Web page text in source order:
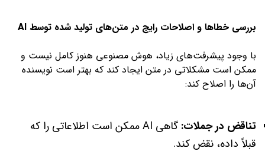
بررسی خطاها و اصلاحات رایج در متن‌های تولید شده توسط AI
با وجود پیشرفت‌های زیاد، هوش مصنوعی هنوز کامل نیست و
ممکن است مشکلاتی در متن ایجاد کند که بهتر است نویسنده
آن‌ها را اصلاح کند:
تناقض در جملات:
گاهی AI ممکن است اطلاعاتی را که
قبلاً داده، نقض کند.